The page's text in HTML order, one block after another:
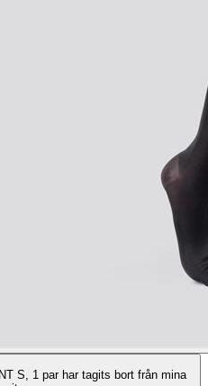
S, 1 par har tagits bort från mina